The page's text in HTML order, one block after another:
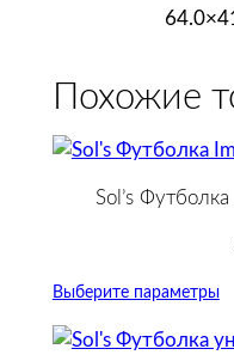
Похожие
Sol’s
Выберите параметры